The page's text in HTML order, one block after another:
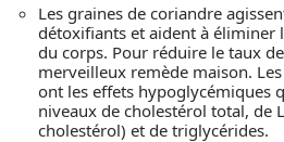
Les graines de coriandre
détoxifiants et aident à éliminer
du corps. Pour réduire le taux
merveilleux remède maison.
ont les effets hypoglycémiques
niveaux de cholestérol total, de
cholestérol) et de triglycérides.